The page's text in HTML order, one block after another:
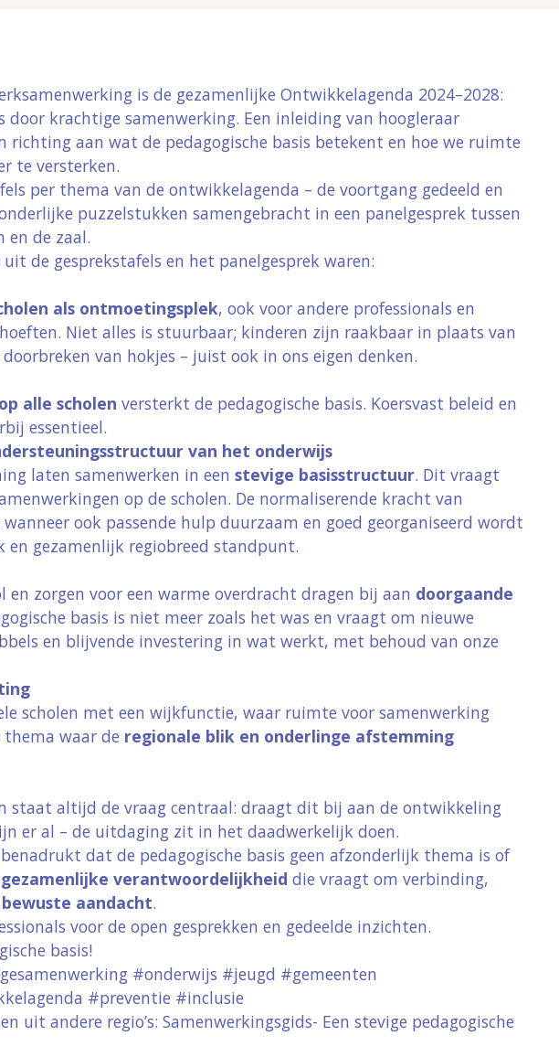
is de gezamenlijke Ontwikkelagenda 2024–2028:
door krachtige samenwerking. Een inleiding van hoogleraar
richting aan wat de pedagogische basis betekent en hoe we ruimte
te versterken.
per thema van de ontwikkelagenda – de voortgang gedeeld en
puzzelstukken samengebracht in een panelgesprek tussen
en de zaal.
de gesprekstafels en het panelgesprek waren:
als ontmoetingsplek, ook voor andere professionals en
Niet alles is stuurbaar; kinderen zijn raakbaar in plaats van
van hokjes – juist ook in ons eigen denken.
alle scholen versterkt de pedagogische basis. Koersvast beleid en
essentieel.
van het onderwijs
laten samenwerken in een stevige basisstructuur. Dit vraagt
op de scholen. De normaliserende kracht van
ook passende hulp duurzaam en goed georganiseerd wordt
en gezamenlijk regiobreed standpunt.
en zorgen voor een warme overdracht dragen bij aan doorgaande
basis is niet meer zoals het was en vraagt om nieuwe
en blijvende investering in wat werkt, met behoud van onze
scholen met een wijkfunctie, waar ruimte voor samenwerking
thema waar de regionale blik en onderlinge afstemming
staat altijd de vraag centraal: draagt dit bij aan de ontwikkeling
er al – de uitdaging zit in het daadwerkelijk doen.
dat de pedagogische basis geen afzonderlijk thema is of
gezamenlijke verantwoordelijkheid die vraagt om verbinding,
bewuste aandacht.
voor de open gesprekken en gedeelde inzichten.
basis!
#onderwijs #jeugd #gemeenten
#preventie #inclusie
uit andere regio’s: Samenwerkingsgids- Een stevige pedagogische
u onze website bezoekt! Om onze website goed te laten functioneren
gebruiken Google Analytics om het gebruik van de site te
zijn volledig anoniem en worden niet gebruikt voor advertenties of
Meer informatie vindt u in onze cookieverklaring
Weiger cookies
Cookies aanpassen